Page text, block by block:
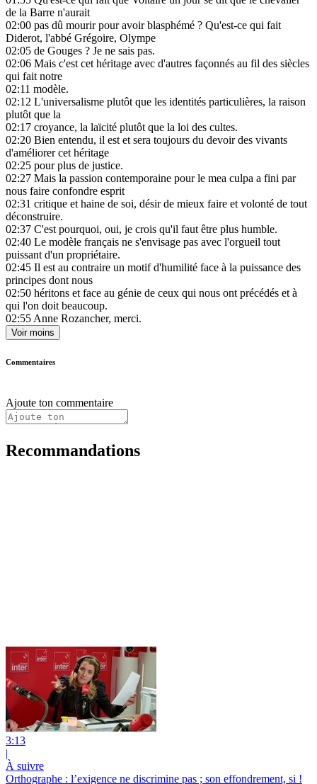
de la Barre n'aurait
02:00 pas dû mourir pour avoir blasphémé ? Qu'est-ce qui fait
Diderot, l'abbé Grégoire, Olympe
02:05 de Gouges ? Je ne sais pas.
02:06 Mais c'est cet héritage avec d'autres façonnés au fil des siècles
qui fait notre
02:11 modèle.
02:12 L'universalisme plutôt que les identités particulières, la raison
plutôt que la
02:17 croyance, la laïcité plutôt que la loi des cultes.
02:20 Bien entendu, il est et sera toujours du devoir des vivants
d'améliorer cet héritage
02:25 pour plus de justice.
02:27 Mais la passion contemporaine pour le mea culpa a fini par
nous faire confondre esprit
02:31 critique et haine de soi, désir de mieux faire et volonté de tout
déconstruire.
02:37 C'est pourquoi, oui, je crois qu'il faut être plus humble.
02:40 Le modèle français ne s'envisage pas avec l'orgueil tout
puissant d'un propriétaire.
02:45 Il est au contraire un motif d'humilité face à la puissance des
principes dont nous
02:50 héritons et face au génie de ceux qui nous ont précédés et à
qui l'on doit beaucoup.
02:55Anne Rozancher, merci.
Voir moins
Commentaires
Ajoute ton commentaire
Recommandations
3:13
|
À suivre
Orthographe : l’exigence ne discrimine pas ; son effondrement, si !